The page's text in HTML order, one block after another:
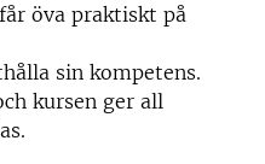
öva praktiskt på
sin kompetens.
kursen ger all